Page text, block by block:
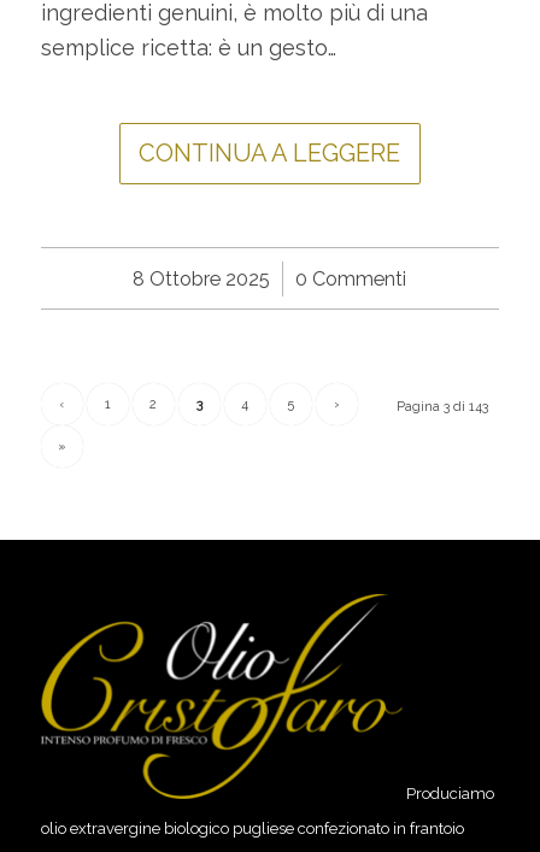
ingredienti genuini, è molto più di una
semplice ricetta: è un gesto…
CONTINUA A LEGGERE
8 Ottobre 2025
/ 0 Commenti
Pagina 3 di 143
‹ 1 2 3 4 5 ›
»
Produciamo
olio extravergine biologico pugliese confezionato in frantoio